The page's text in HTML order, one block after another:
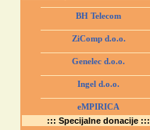
BH Telecom
ZiComp d.o.o.
Genelec d.o.o.
Ingel d.o.o.
eMPIRICA
::: Specijalne donacije :::